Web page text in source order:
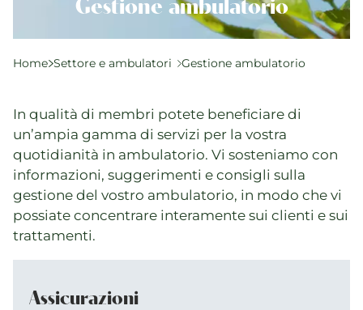
Formazione
Eventi attuali
Attualità
Directory di ricerca
Gestione ambulatorio
Home Settore e ambulatori Gestione ambulatorio
In qualità di membri potete beneficiare di
un’ampia gamma di servizi per la vostra
quotidianità in ambulatorio. Vi sosteniamo con
informazioni, suggerimenti e consigli sulla
gestione del vostro ambulatorio, in modo che vi
possiate concentrare interamente sui clienti e sui
trattamenti.
Assicurazioni